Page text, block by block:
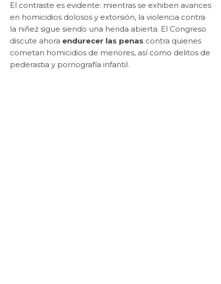
El contraste es evidente: mientras se exhiben avances
en homicidios dolosos y extorsión, la violencia contra
la niñez sigue siendo una herida abierta. El Congreso
discute ahora endurecer las penas contra quienes
cometan homicidios de menores, así como delitos de
pederastia y pornografía infantil.